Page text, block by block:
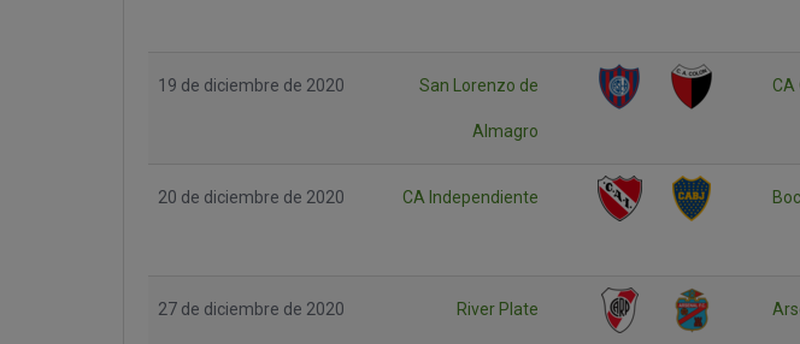
19 de diciembre de 2020 San Lorenzo de
Almagro
CA
20 de diciembre de 2020 CA Independiente
27 de diciembre de 2020 River Plate